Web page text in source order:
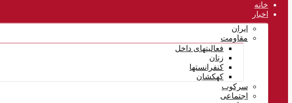
خانه
اخبار
ایران
مقاومت
فعالیتهای داخل
زنان
کنفرانستها
کهکشان
سرکوب
اجتماعی